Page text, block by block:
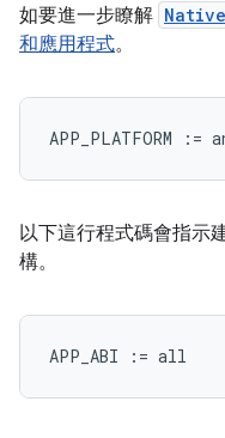
如要進一步瞭解
和應用程式。
以下這行程式碼會指示
構。